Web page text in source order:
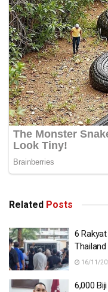
Related Posts
6
16/11/
6,000